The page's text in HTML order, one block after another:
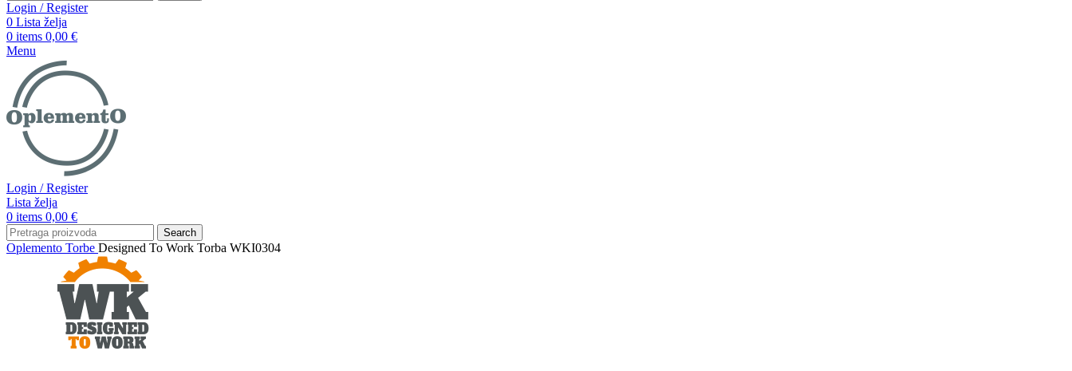
Login / Register
0 Lista želja
0 items 0,00 €
Menu
Login / Register
Lista želja
0 items 0,00 €
Search
Oplemento Torbe Designed To Work Torba WKI0304